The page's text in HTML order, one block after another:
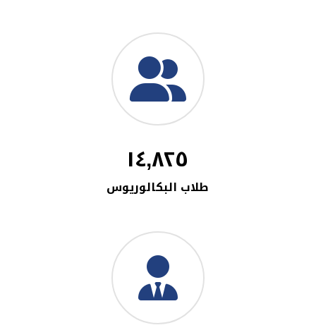
١٤,٨٢٥
طلاب البكالوريوس